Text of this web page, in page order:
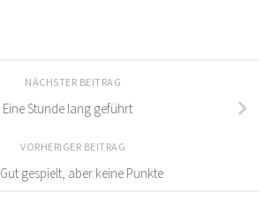
NÄCHSTER BEITRAG
Eine Stunde lang geführt
VORHERIGER BEITRAG
Gut gespielt, aber keine Punkte